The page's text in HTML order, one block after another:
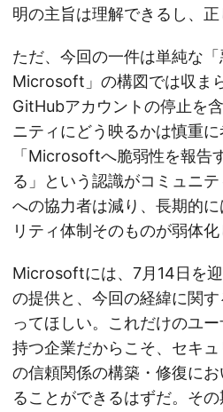
明の主旨は理解できるし、正
ただ、今回の一件は単純な
Microsoft」の構図では収ま
GitHubアカウントの停止を
ニティにどう映るかは慎重に
「Microsoftへ脆弱性を報告
る」という認識がコミュニ
への協力者は減り、長期的
リティ体制そのものが弱体化
Microsoftには、7月14日を
の提供と、今回の経緯に関
ってほしい。これだけのユ
持つ企業だからこそ、セキ
の信頼関係の構築・修復に
ることができるはずだ。そ